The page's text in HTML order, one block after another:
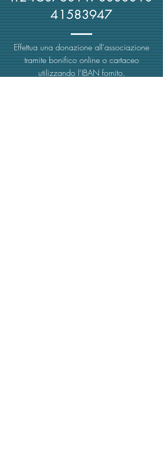
41583947
Effettua una donazione all'associazione
tramite bonifico online o cartaceo
utilizzando l'IBAN fornito.